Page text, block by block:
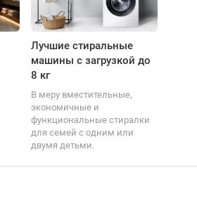
Лучшие стиральные
машины с загрузкой до
8 кг
В меру вместительные,
экономичные и
функциональные стиралки
для семей с одним или
двумя детьми.